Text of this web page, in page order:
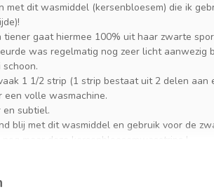
met dit wasmiddel (kersenbloesem) die ik
tiener gaat hiermee 100% uit haar zwarte
was regelmatig nog zeer licht aanwezig
1 1/2 strip (1 strip bestaat uit 2 delen aan
een volle wasmachine.
subtiel.
blij met dit wasmiddel en gebruik voor de
nog maar deze kersenbloesemwasstrips !
waspoeder voor de witte was van het